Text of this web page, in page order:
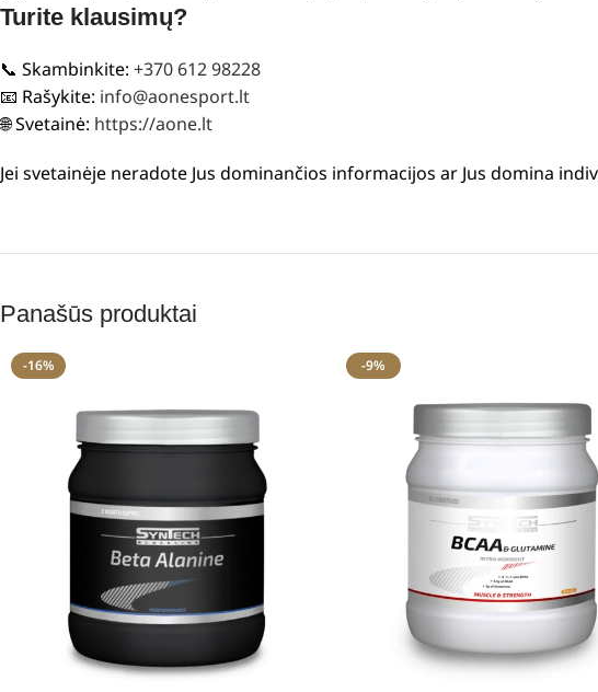
Turite klausimų?
📞 Skambinkite: +370 612 98228
📧 Rašykite: info@aonesport.lt
🌐 Svetainė: https://aone.lt
Jei svetainėje neradote Jus dominančios informacijos ar Jus domina
Panašūs produktai
-16% -9%